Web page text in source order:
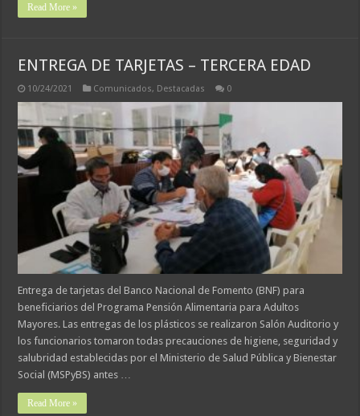
Read More »
ENTREGA DE TARJETAS – TERCERA EDAD
10/24/2021 Comunicados, Destacadas 0
Entrega de tarjetas del Banco Nacional de Fomento (BNF) para
beneficiarios del Programa Pensión Alimentaria para Adultos
Mayores. Las entregas de los plásticos se realizaron Salón Auditorio y
los funcionarios tomaron todas precauciones de higiene, seguridad y
salubridad establecidas por el Ministerio de Salud Pública y Bienestar
Social (MSPyBS) antes …
Read More »